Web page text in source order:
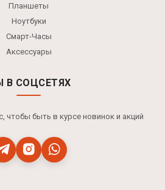
Планшеты
Ноутбуки
Смарт-Часы
Аксессуары
В СОЦСЕТЯХ
чтобы быть в курсе новинок и акций